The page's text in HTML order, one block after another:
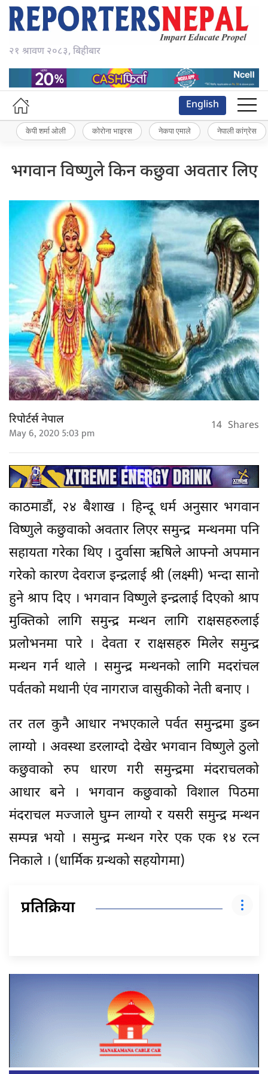
२१ श्रावण २०८३, बिहीबार
English
केपी शर्मा ओली कोरोना भाइरस नेकपा एमाले नेपाली कांग्रेस
भगवान विष्णुले किन कछुवा अवतार लिए
रिपोर्टर्स नेपाल
May 6, 2020 5:03 pm 14 Shares
काठमाडौं, २४ बैशाख । हिन्दू धर्म अनुसार भगवान
विष्णुले कछुवाको अवतार लिएर समुन्द्र मन्थनमा पनि
सहायता गरेका थिए । दुर्वासा ऋषिले आफ्नो अपमान
गरेको कारण देवराज इन्द्रलाई श्री (लक्ष्मी) भन्दा सानो
हुने श्राप दिए । भगवान विष्णुले इन्द्रलाई दिएको श्राप
मुक्तिको लागि समुन्द्र मन्थन लागि राक्षसहरुलाई
प्रलोभनमा पारे । देवता र राक्षसहरु मिलेर समुन्द्र
मन्थन गर्न थाले । समुन्द्र मन्थनको लागि मदरांचल
पर्वतको मथानी एंव नागराज वासुकीको नेती बनाए ।
तर तल कुनै आधार नभएकाले पर्वत समुन्द्रमा डुब्न
लाग्यो । अवस्था डरलाग्दो देखेर भगवान विष्णुले ठुलो
कछुवाको रुप धारण गरी समुन्द्रमा मंदराचलको
आधार बने । भगवान कछुवाको विशाल पिठमा
मंदराचल मज्जाले घुम्न लाग्यो र यसरी समुन्द्र मन्थन
सम्पन्न भयो । समुन्द्र मन्थन गरेर एक एक १४ रत्न
निकाले । (धार्मिक ग्रन्थको सहयोगमा)
प्रतिक्रिया